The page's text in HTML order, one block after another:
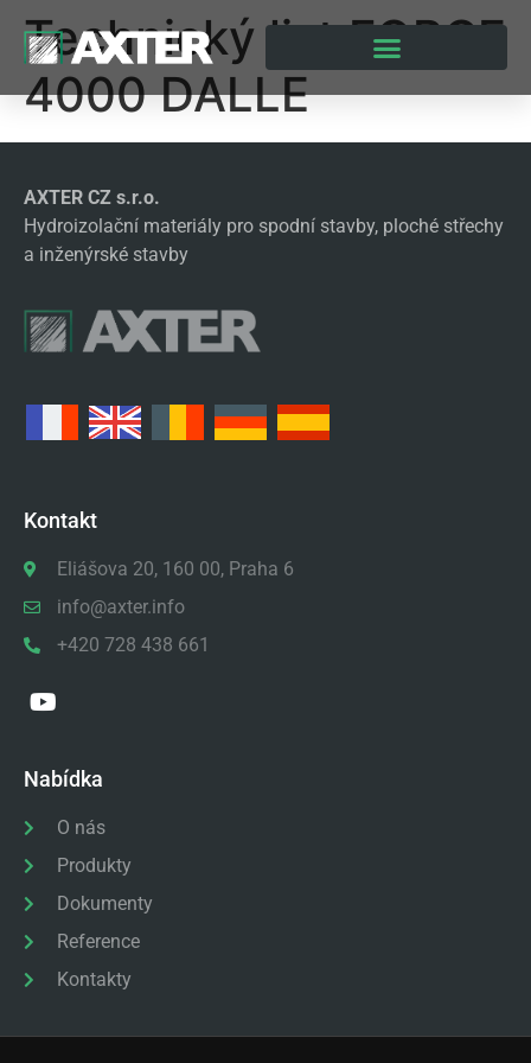
Technický list FORCE
4000 DALLE
AXTER CZ s.r.o.
Hydroizolační materiály pro spodní stavby, ploché střechy
a inženýrské stavby
Kontakt
Eliášova 20, 160 00, Praha 6
info@axter.info
+420 728 438 661
Nabídka
O nás
Produkty
Dokumenty
Reference
Kontakty